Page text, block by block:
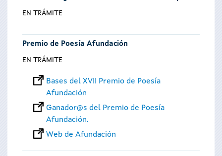
EN TRÁMITE
Premio de Poesía Afundación
EN TRÁMITE
Bases del XVII Premio de Poesía
Afundación
Ganador@s del Premio de Poesía
Afundación.
Web de Afundación